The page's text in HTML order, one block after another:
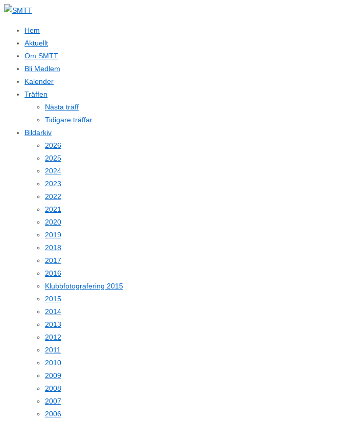
Hem
Aktuellt
Om SMTT
Bli Medlem
Kalender
Träffen
Nästa träff
Tidigare träffar
Bildarkiv
2026
2025
2024
2023
2022
2021
2020
2019
2018
2017
2016
Klubbfotografering 2015
2015
2014
2013
2012
2011
2010
2009
2008
2007
2006